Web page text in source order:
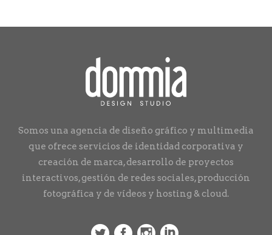
Somos una agencia de diseño gráfico y multimedia
que ofrece servicios de identidad corporativa y
creación de marca, desarrollo de proyectos
interactivos, gestión de redes sociales, producción
fotográfica y de vídeos y hosting & cloud.